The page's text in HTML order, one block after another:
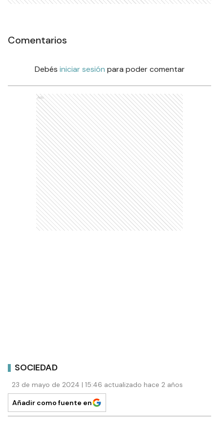
Comentarios
Debés iniciar sesión para poder comentar
Ads
SOCIEDAD
23 de mayo de 2024 | 15:46 actualizado hace 2 años
Añadir como fuente en